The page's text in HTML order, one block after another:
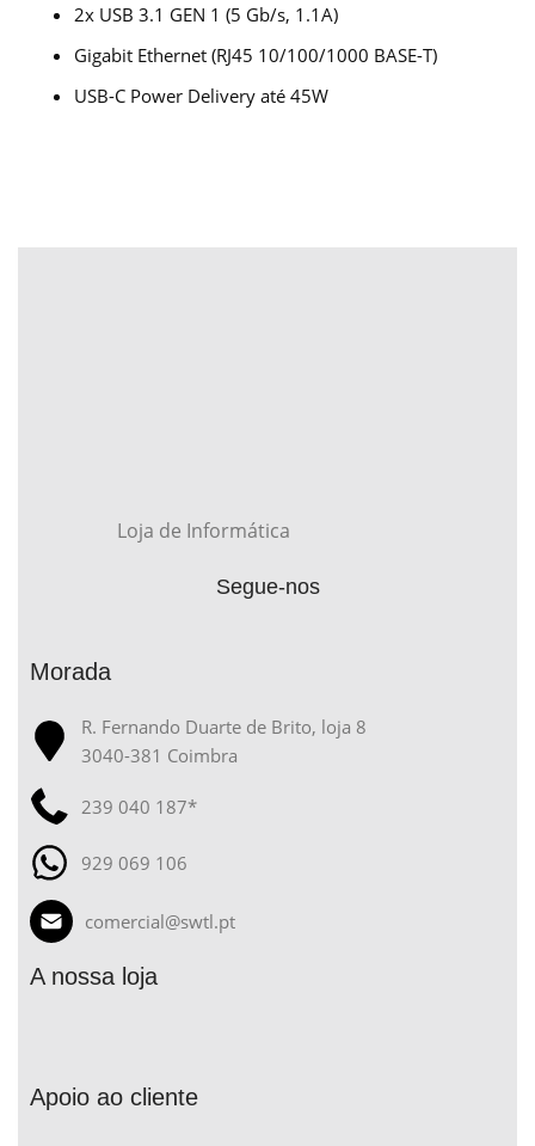
2x USB 3.1 GEN 1 (5 Gb/s, 1.1A)
Gigabit Ethernet (RJ45 10/100/1000 BASE-T)
USB-C Power Delivery até 45W
Loja de Informática
Segue-nos
Morada
R. Fernando Duarte de Brito, loja 8
3040-381 Coimbra
239 040 187*
929 069 106
comercial@swtl.pt
A nossa loja
Apoio ao cliente